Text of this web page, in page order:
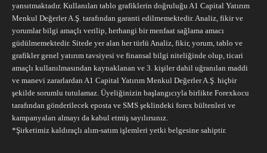
yansıtmaktadır. Kullanılan tablo grafiklerin doğruluğu A1 Capital Yatırım
Menkul Değerler A.Ş. tarafından garanti edilmemektedir. Analiz, fikir ve
yorumlar bilgi amaçlı verilip, herhangi bir menfaat sağlama amacı
güdülmemektedir. Sitede yer alan her türlü Analiz, fikir, yorum, tablo ve
grafikler genel yatırım tavsiyesi ve finansal bilgi niteliğinde olup, ticari
amaçlı kullanılmasından kaynaklanan ve 3. kişiler dahil uğranılan maddi
ve manevi zararlardan A1 Capital Yatırım Menkul Değerler A.Ş. hiçbir
şekilde sorumlu tutulamaz. Üyeliğinizin başlangıcıyla birlikte Forexkocu
tarafından gönderilecek eposta ve SMS şeklindeki forex bültenleri ve
kampanyaları almayı da kabul etmiş sayılırsınız.
*Şirketimiz kaldıraçlı alım-satım işlemleri yetki belgesine sahiptir.